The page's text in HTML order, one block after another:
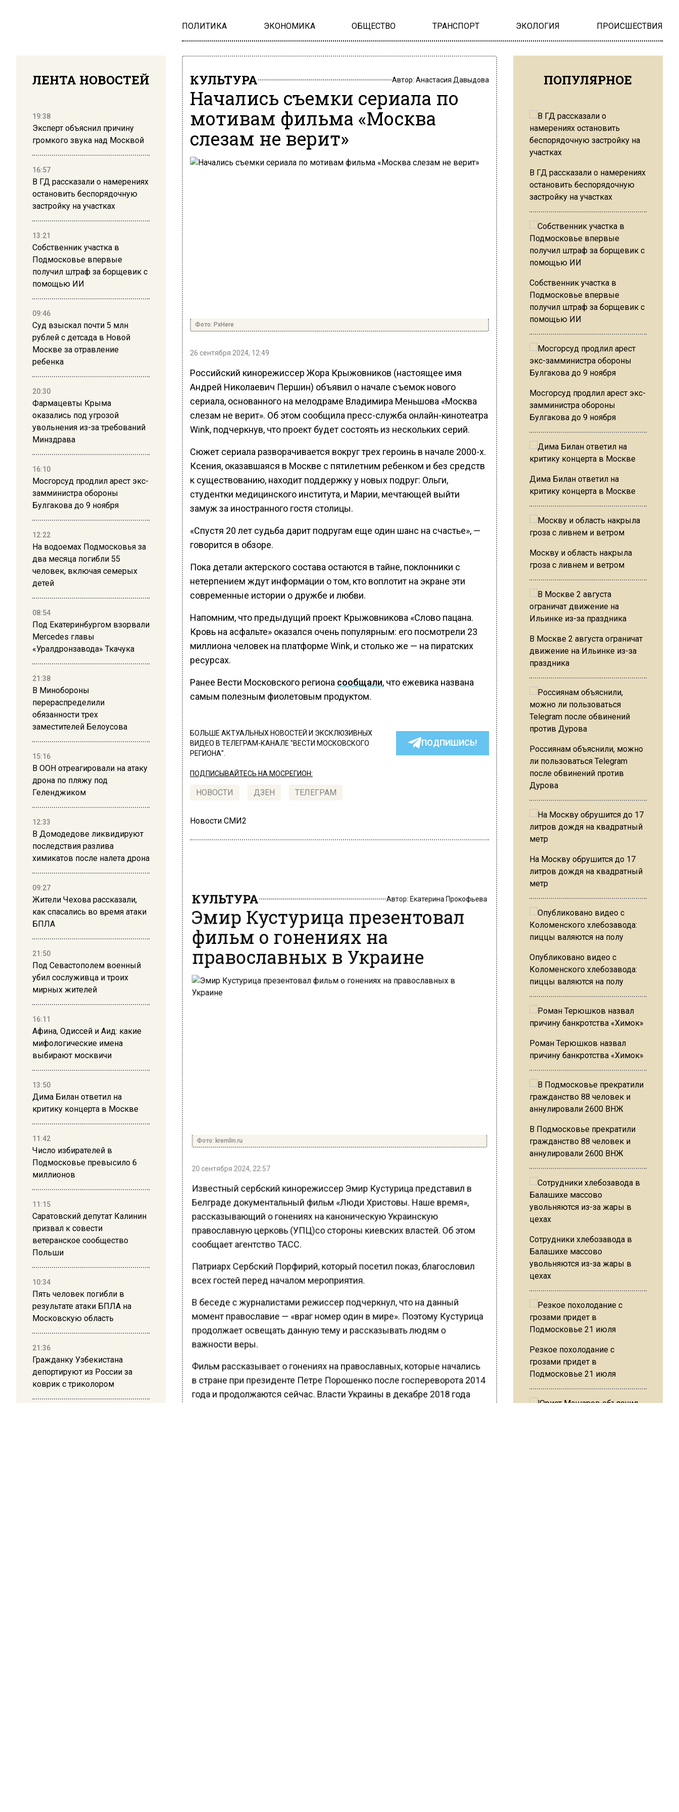
ПОЛИТИКА ЭКОНОМИКА ОБЩЕСТВО ТРАНСПОРТ ЭКОЛОГИЯ ПРОИСШЕСТВИЯ
ЛЕНТА НОВОСТЕЙ
19:38
Эксперт объяснил причину
громкого звука над Москвой
16:57
В ГД рассказали о намерениях
остановить беспорядочную
застройку на участках
13:21
Собственник участка в
Подмосковье впервые
получил штраф за борщевик с
помощью ИИ
09:46
Суд взыскал почти 5 млн
рублей с детсада в Новой
Москве за отравление
ребенка
20:30
Фармацевты Крыма
оказались под угрозой
увольнения из-за требований
Минздрава
16:10
Мосгорсуд продлил арест экс-
замминистра обороны
Булгакова до 9 ноября
12:22
На водоемах Подмосковья за
два месяца погибли 55
человек, включая семерых
детей
08:54
Под Екатеринбургом взорвали
Mercedes главы
«Уралдронзавода» Ткачука
21:38
В Минобороны
перераспределили
обязанности трех
заместителей Белоусова
15:16
В ООН отреагировали на атаку
дрона по пляжу под
Геленджиком
12:33
В Домодедове ликвидируют
последствия разлива
химикатов после налета дрона
09:27
Жители Чехова рассказали,
как спасались во время атаки
БПЛА
21:50
Под Севастополем военный
убил сослуживца и троих
мирных жителей
16:11
Афина, Одиссей и Аид: какие
мифологические имена
выбирают москвичи
13:50
Дима Билан ответил на
критику концерта в Москве
11:42
Число избирателей в
Подмосковье превысило 6
миллионов
11:15
Саратовский депутат Калинин
призвал к совести
ветеранское сообщество
Польши
10:34
Пять человек погибли в
результате атаки БПЛА на
Московскую область
21:36
Гражданку Узбекистана
депортируют из России за
коврик с триколором
КУЛЬТУРА Автор: Анастасия Давыдова
Начались съемки сериала по
мотивам фильма «Москва
слезам не верит»
Фото: PxHere
26 сентября 2024, 12:49
Российский кинорежиссер Жора Крыжовников (настоящее имя
Андрей Николаевич Першин) объявил о начале съемок нового
сериала, основанного на мелодраме Владимира Меньшова «Москва
слезам не верит». Об этом сообщила пресс-служба онлайн-кинотеатра
Wink, подчеркнув, что проект будет состоять из нескольких серий.
Сюжет сериала разворачивается вокруг трех героинь в начале 2000-х.
Ксения, оказавшаяся в Москве с пятилетним ребенком и без средств
к существованию, находит поддержку у новых подруг: Ольги,
студентки медицинского института, и Марии, мечтающей выйти
замуж за иностранного гостя столицы.
«Спустя 20 лет судьба дарит подругам еще один шанс на счастье», —
говорится в обзоре.
Пока детали актерского состава остаются в тайне, поклонники с
нетерпением ждут информации о том, кто воплотит на экране эти
современные истории о дружбе и любви.
Напомним, что предыдущий проект Крыжовникова «Слово пацана.
Кровь на асфальте» оказался очень популярным: его посмотрели 23
миллиона человек на платформе Wink, и столько же — на пиратских
ресурсах.
Ранее Вести Московского региона сообщали, что ежевика названа
самым полезным фиолетовым продуктом.
БОЛЬШЕ АКТУАЛЬНЫХ НОВОСТЕЙ И ЭКСКЛЮЗИВНЫХ
ВИДЕО В ТЕЛЕГРАМ-КАНАЛЕ "ВЕСТИ МОСКОВСКОГО
РЕГИОНА".
ПОДПИШИСЬ!
ПОДПИСЫВАЙТЕСЬ НА МОСРЕГИОН:
НОВОСТИ ДЗЕН ТЕЛЕГРАМ
Новости СМИ2
КУЛЬТУРА
Эмир Кустурица презентовал
фильм о гонениях на
православных в Украине
Фото: kremlin.ru
20 сентября 2024, 22:57
Известный сербский кинорежиссер Эмир Кустурица представил в
Белграде документальный фильм «Люди Христовы. Наше время»,
рассказывающий о гонениях на каноническую Украинскую
православную церковь (УПЦ)со стороны киевских властей. Об этом
сообщает агентство ТАСС.
Патриарх Сербский Порфирий, который посетил показ, благословил
всех гостей перед началом мероприятия.
В беседе с журналистами режиссер подчеркнул, что на данный
момент православие — «враг номер один в мире». Поэтому Кустурица
продолжает освещать данную тему и рассказывать людям о
важности веры.
Фильм рассказывает о гонениях на православных, которые начались
в стране при президенте Петре Порошенко после госпереворота 2014
года и продолжаются сейчас. Власти Украины в декабре 2018 года
ПОПУЛЯРНОЕ
В ГД рассказали о намерениях
остановить беспорядочную
застройку на участках
Собственник участка в
Подмосковье впервые
получил штраф за борщевик с
помощью ИИ
Мосгорсуд продлил арест экс-
замминистра обороны
Булгакова до 9 ноября
Дима Билан ответил на
критику концерта в Москве
Москву и область накрыла
гроза с ливнем и ветром
В Москве 2 августа ограничат
движение на Ильинке из-за
праздника
Россиянам объяснили, можно
ли пользоваться Telegram
после обвинений против
Дурова
На Москву обрушится до 17
литров дождя на квадратный
метр
Опубликовано видео с
Коломенского хлебозавода:
пиццы валяются на полу
Роман Терюшков назвал
причину банкротства «Химок»
В Подмосковье прекратили
гражданство 88 человек и
аннулировали 2600 ВНЖ
Сотрудники хлебозавода в
Балашихе массово
увольняются из-за жары в
цехах
Резкое похолодание с
грозами придет в
Подмосковье 21 июля